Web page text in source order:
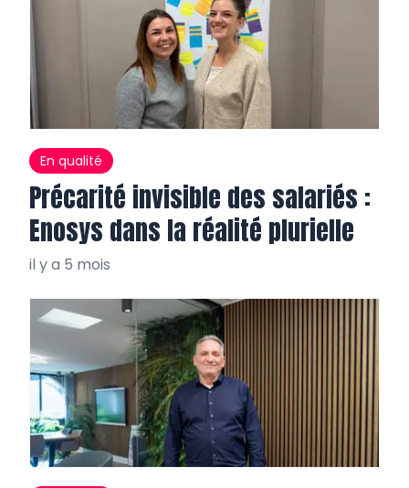
En qualité
Précarité invisible des salariés :
Enosys dans la réalité plurielle
il y a 5 mois